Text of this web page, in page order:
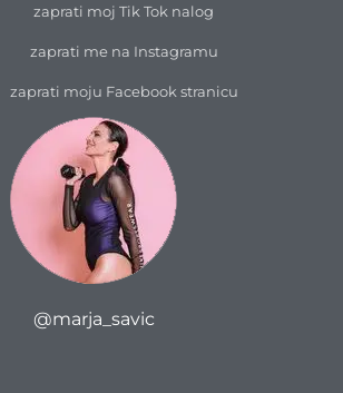
zaprati moj Tik Tok nalog
zaprati me na Instagramu
zaprati moju Facebook stranicu
@marja_savic